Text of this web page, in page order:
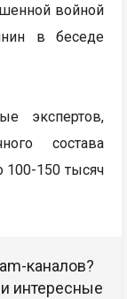
войной
в беседе
экспертов,
состава
100-150 тысяч
каналов?
интересные